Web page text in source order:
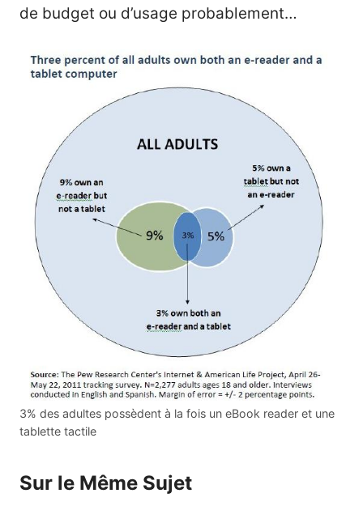
de budget ou d’usage probablement…
3% des adultes possèdent à la fois un eBook reader et une
tablette tactile
Sur le Même Sujet